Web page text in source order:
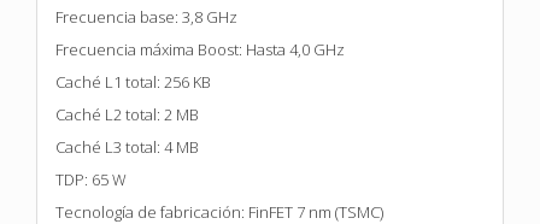
Frecuencia base: 3,8 GHz
Frecuencia máxima Boost: Hasta 4,0 GHz
Caché L1 total: 256 KB
Caché L2 total: 2 MB
Caché L3 total: 4 MB
TDP: 65 W
Tecnología de fabricación: FinFET 7 nm (TSMC)